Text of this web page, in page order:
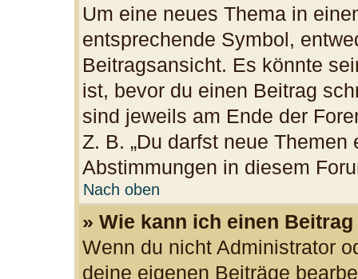
Um eine neues Thema in
entsprechende Symbol,
Beitragsansicht. Es könnte
ist, bevor du einen Beitrag
sind jeweils am Ende der
Z. B. „Du darfst neue Themen
Abstimmungen in diesem
Nach oben
» Wie kann ich einen
Wenn du nicht Administrator
deine eigenen Beiträge